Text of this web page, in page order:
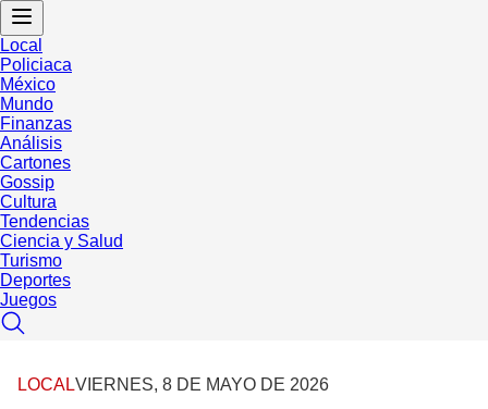
Local
Policiaca
México
Mundo
Finanzas
Análisis
Cartones
Gossip
Cultura
Tendencias
Ciencia y Salud
Turismo
Deportes
Juegos
LOCALVIERNES, 8 DE MAYO DE 2026